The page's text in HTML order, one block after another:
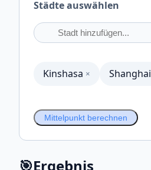
Städte auswählen
Kinshasa × Shanghai
Mittelpunkt berechnen
🎯Ergebnis